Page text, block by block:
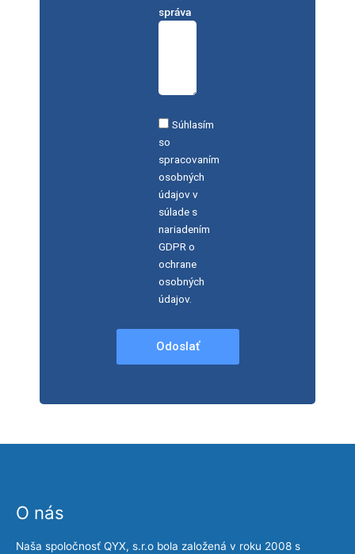
správa
Súhlasím
so
spracovaním
osobných
údajov v
súlade s
nariadením
GDPR o
ochrane
osobných
údajov.
Odoslať
O nás
Naša spoločnosť QYX, s.r.o bola založená v roku 2008 s